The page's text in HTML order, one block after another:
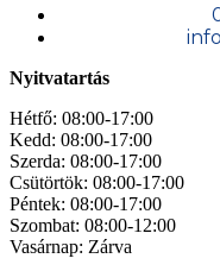
Nyitvatartás
Hétfő: 08:00-17:00
Kedd: 08:00-17:00
Szerda: 08:00-17:00
Csütörtök: 08:00-17:00
Péntek: 08:00-17:00
Szombat: 08:00-12:00
Vasárnap: Zárva